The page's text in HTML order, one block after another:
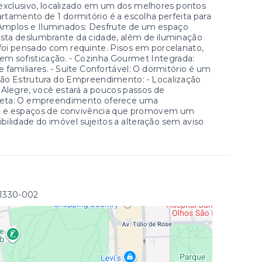
localizado em um dos melhores pontos
de 1 dormitório é a escolha perfeita para
e Iluminados: Desfrute de um espaço
deslumbrante da cidade, além de iluminação
pensado com requinte. Pisos em porcelanato,
sofisticação. - Cozinha Gourmet Integrada:
- Suíte Confortável: O dormitório é um
Estrutura do Empreendimento: - Localização
você estará a poucos passos de
O empreendimento oferece uma
espaços de convivência que promovem um
do imóvel sujeitos a alteração sem aviso
002